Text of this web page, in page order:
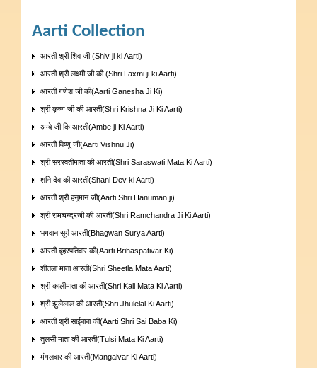
Aarti Collection
आरती श्री शिव जी (Shiv ji ki Aarti)
आरती श्री लक्ष्मी जी की (Shri Laxmi ji ki Aarti)
आरती गणेश जी की(Aarti Ganesha Ji Ki)
श्री कृष्ण जी की आरती(Shri Krishna Ji Ki Aarti)
अम्बे जी कि आरती(Ambe ji Ki Aarti)
आरती विष्णु जी(Aarti Vishnu Ji)
श्री सरस्वतीमाता की आरती(Shri Saraswati Mata Ki Aarti)
शनि देव की आरती(Shani Dev ki Aarti)
आरती श्री हनुमान जी(Aarti Shri Hanuman ji)
श्री रामचन्द्रजी की आरती(Shri Ramchandra Ji Ki Aarti)
भगवान सूर्य आरती(Bhagwan Surya Aarti)
आरती बृहस्पतिवार की(Aarti Brihaspativar Ki)
शीतला माता आरती(Shri Sheetla Mata Aarti)
श्री कालीमाता की आरती(Shri Kali Mata Ki Aarti)
श्री झुलेलाल की आरती(Shri Jhulelal Ki Aarti)
आरती श्री सांईबाबा की(Aarti Shri Sai Baba Ki)
तुलसी माता की आरती(Tulsi Mata Ki Aarti)
मंगलवार की आरती(Mangalvar Ki Aarti)